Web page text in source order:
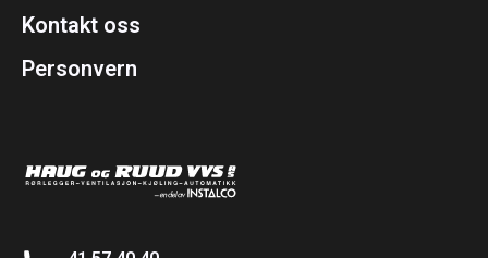
Kontakt oss
Personvern